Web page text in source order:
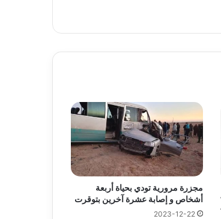
مجزرة مرورية تودي بحياة أربعة
أشخاص و إصابة عشرة آخرين بتوقرت
2023-12-22